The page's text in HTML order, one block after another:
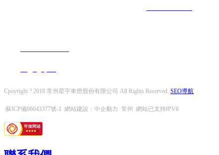
Cpoyright ? 2018 常州星宇車燈股份有限公司 All Rights Reserved. SEO導航
蘇ICP備06043377號-1 網站建設： 中企動力 常州 網站已支持IPV6